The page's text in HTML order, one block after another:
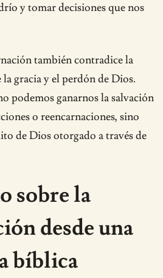
y tomar decisiones que nos
también contradice la
la gracia y el perdón de Dios.
podemos ganarnos la salvación
o reencarnaciones, sino
de Dios otorgado a través de
sobre la
desde una
bíblica